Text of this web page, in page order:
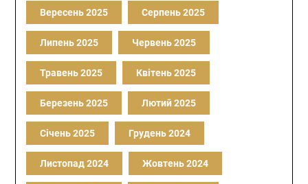
Вересень 2025 Серпень 2025
Липень 2025 Червень 2025
Травень 2025 Квітень 2025
Березень 2025 Лютий 2025
Січень 2025 Грудень 2024
Листопад 2024 Жовтень 2024